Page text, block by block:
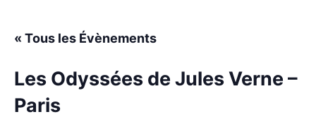
« Tous les Évènements
Les Odyssées de Jules Verne –
Paris